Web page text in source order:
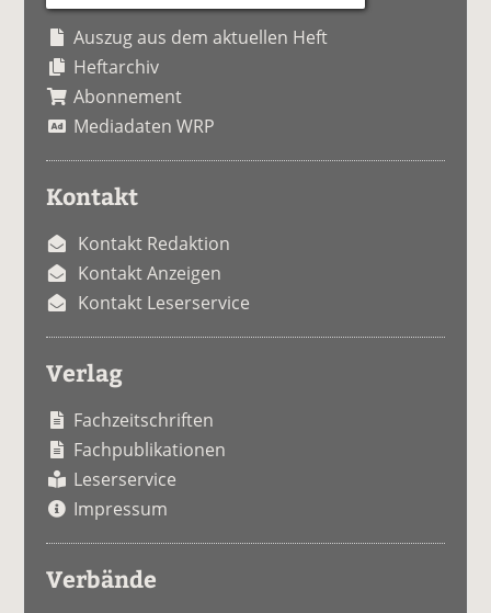
Auszug aus dem aktuellen Heft
Heftarchiv
Abonnement
Mediadaten WRP
Kontakt
Kontakt Redaktion
Kontakt Anzeigen
Kontakt Leserservice
Verlag
Fachzeitschriften
Fachpublikationen
Leserservice
Impressum
Verbände